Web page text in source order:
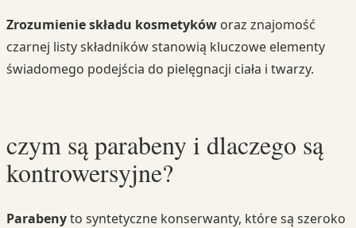
Zrozumienie składu kosmetyków oraz znajomość
czarnej listy składników stanowią kluczowe elementy
świadomego podejścia do pielęgnacji ciała i twarzy.
czym są parabeny i dlaczego są
kontrowersyjne?
Parabenyto syntetyczne konserwanty, które są szeroko